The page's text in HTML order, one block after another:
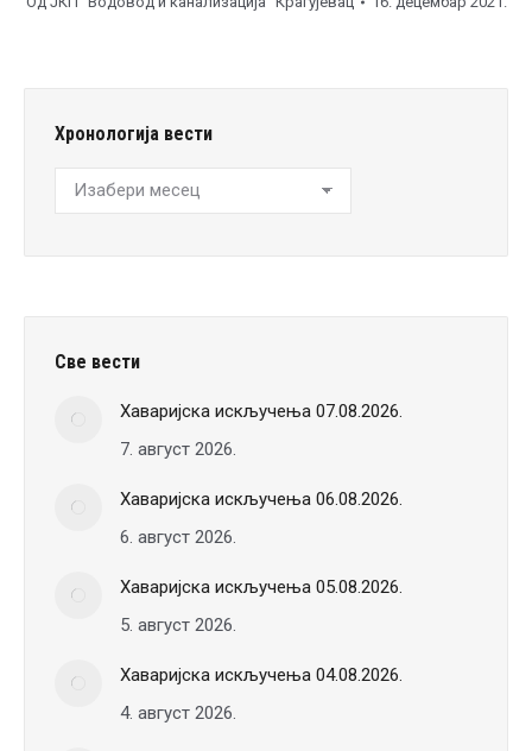
Хронологија вести
Хронологија
вести
Све вести
Хаваријска искључења 07.08.2026.
7. август 2026.
Хаваријска искључења 06.08.2026.
6. август 2026.
Хаваријска искључења 05.08.2026.
5. август 2026.
Хаваријска искључења 04.08.2026.
4. август 2026.